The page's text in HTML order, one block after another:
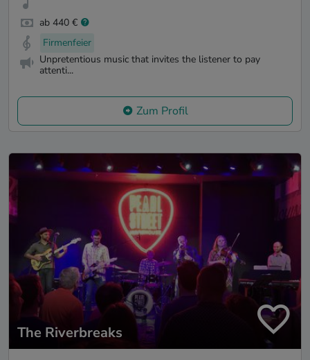
ab 440 €
Firmenfeier
Unpretentious music that invites the listener to pay
attenti...
Zum Profil
The Riverbreaks